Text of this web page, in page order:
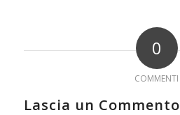
0
COMMENTI
Lascia un Commento